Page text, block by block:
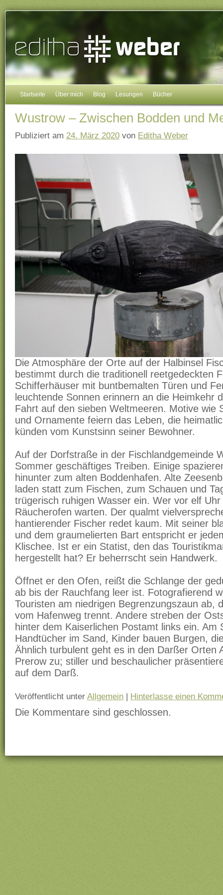
Startseite Über mich Blog Lesungen Bücher
Wustrow – Zwischen Bodden und
Publiziert am 24. März 2020 von Editha Weber
Die Atmosphäre der Orte auf der Halbinsel
bestimmt durch die traditionell reetgedeckten
Schifferhäuser mit buntbemalten Türen und
leuchtende Sonnen erinnern an die Heimkehr
Fahrt auf den sieben Weltmeeren. Motive wie
und Ornamente feiern das Leben, die
künden vom Kunstsinn seiner Bewohner.
Auf der Dorfstraße in der Fischlandgemeinde
Sommer geschäftiges Treiben. Einige
hinunter zum alten Boddenhafen. Alte
laden statt zum Fischen, zum Schauen und
trügerisch ruhigen Wasser ein. Wer vor elf
Räucherofen warten. Der qualmt
hantierender Fischer redet kaum. Mit seiner
und dem graumelierten Bart entspricht er
Klischee. Ist er ein Statist, den das
hergestellt hat? Er beherrscht sein Handwerk.
Öffnet er den Ofen, reißt die Schlange der
ab bis der Rauchfang leer ist. Fotografierend
Touristen am niedrigen Begrenzungszaun ab,
vom Hafenweg trennt. Andere streben der
hinter dem Kaiserlichen Postamt links ein. Am
Handtücher im Sand, Kinder bauen Burgen,
Ähnlich turbulent geht es in den Darßer Orten
Prerow zu; stiller und beschaulicher
auf dem Darß.
Veröffentlicht unter Allgemein | Hinterlasse einen
Die Kommentare sind geschlossen.